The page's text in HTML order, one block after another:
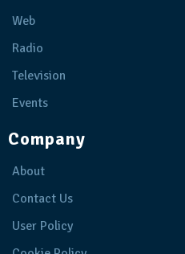
Web
Radio
Television
Events
Company
About
Contact Us
User Policy